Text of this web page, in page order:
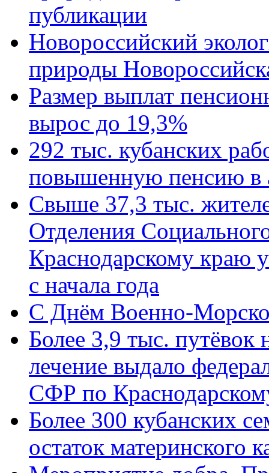
публикации
Новороссийский
природы
Размер выплат
вырос до 19,3%
292 тыс. кубанских
повышенную пенсию в
Свыше 37,3 тыс.
Отделения
Краснодарскому краю
с начала года
C Днём Военно-
Более 3,9 тыс. путёвок
лечение выдало
СФР по
Более 300 кубанских
остаток материнского